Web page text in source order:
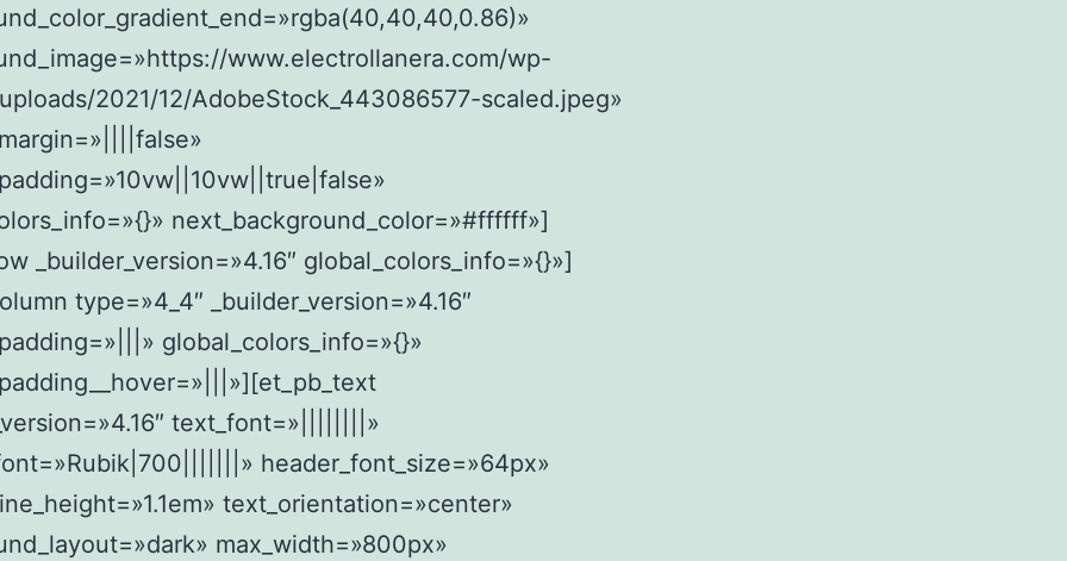
www.electrollanera.com/wp-
2021/12/AdobeStock_443086577-scaled.jpeg»
next_background_color=»#ffffff»]
_builder_version=»4.16″ global_colors_info=»{}»]
type=»4_4″ _builder_version=»4.16″
global_colors_info=»{}»
text_font=»||||||||»
header_font_size=»64px»
text_orientation=»center»
max_width=»800px»